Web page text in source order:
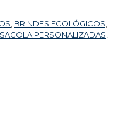
BRINDES ECOLÓGICOS
SACOLA PERSONALIZADAS